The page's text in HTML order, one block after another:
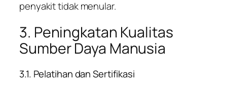
penyakit tidak menular.
3. Peningkatan Kualitas
Sumber Daya Manusia
3.1. Pelatihan dan Sertifikasi